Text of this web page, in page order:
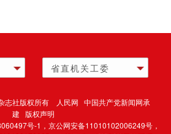
省直机关工委
志社版权所有 人民网 中国共产党新闻网承
建 版权声明
号-1 ，京公网安备11010102006249号，